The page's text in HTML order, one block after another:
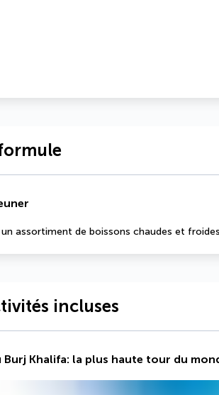
assortiment de boissons chaudes et
incluses
Burj Khalifa: la plus haute tour du